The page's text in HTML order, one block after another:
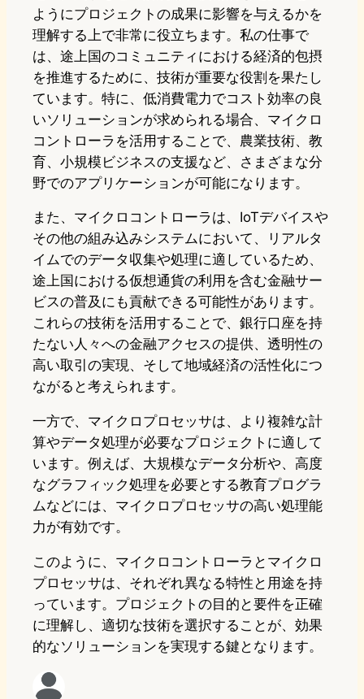
ようにプロジェクトの成果に影響を与えるかを
理解する上で非常に役立ちます。私の仕事で
は、途上国のコミュニティにおける経済的包摂
を推進するために、技術が重要な役割を果たし
ています。特に、低消費電力でコスト効率の良
いソリューションが求められる場合、マイクロ
コントローラを活用することで、農業技術、教
育、小規模ビジネスの支援など、さまざまな分
野でのアプリケーションが可能になります。
また、マイクロコントローラは、IoTデバイスや
その他の組み込みシステムにおいて、リアルタ
イムでのデータ収集や処理に適しているため、
途上国における仮想通貨の利用を含む金融サー
ビスの普及にも貢献できる可能性があります。
これらの技術を活用することで、銀行口座を持
たない人々への金融アクセスの提供、透明性の
高い取引の実現、そして地域経済の活性化につ
ながると考えられます。
一方で、マイクロプロセッサは、より複雑な計
算やデータ処理が必要なプロジェクトに適して
います。例えば、大規模なデータ分析や、高度
なグラフィック処理を必要とする教育プログラ
ムなどには、マイクロプロセッサの高い処理能
力が有効です。
このように、マイクロコントローラとマイクロ
プロセッサは、それぞれ異なる特性と用途を持
っています。プロジェクトの目的と要件を正確
に理解し、適切な技術を選択することが、効果
的なソリューションを実現する鍵となります。